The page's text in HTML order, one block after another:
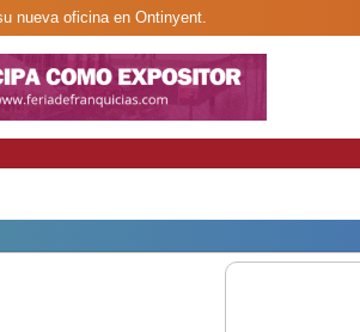
nueva oficina en Ontinyent.